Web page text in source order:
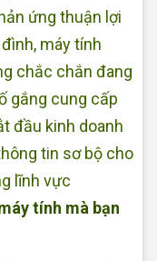
ứng thuận lợi
máy tính
chắc chắn đang
gắng cung cấp
đầu kinh doanh
tin sơ bộ cho
lĩnh vực
tính mà bạn